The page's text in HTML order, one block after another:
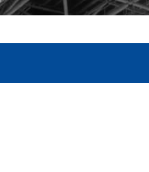
報告請・報告書